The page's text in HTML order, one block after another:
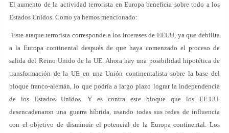
El aumento de la actividad terrorista en Europa beneficia sobre todo a los
Estados Unidos. Como ya hemos mencionado:
"Este ataque terrorista corresponde a los intereses de EEUU, ya que debilita
a la Europa continental después de que haya comenzado el proceso de
salida del Reino Unido de la UE. Ahora hay una posibilidad hipotética de
transformación de la UE en una Unión continentalista sobre la base del
bloque franco-alemán, lo que podría a largo plazo lograr la independencia
de los Estados Unidos. Y es contra este bloque que los EE.UU.
desencadenaron una guerra híbrida, usando todas sus redes de influencia
con el objetivo de disminuir el potencial de la Europa continental. Los